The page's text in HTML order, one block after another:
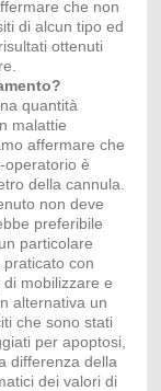
che non
di alcun tipo ed
ottenuti
quantità
malattie
affermare che
operatorio è
della cannula.
non deve
preferibile
particolare
con
di mobilizzare e
alternativa un
che sono stati
per apoptosi,
differenza della
dei valori di